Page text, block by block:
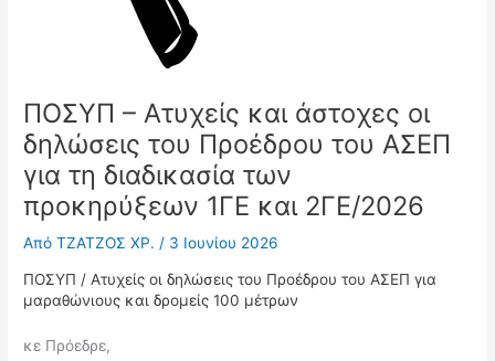
ΠΟΣΥΠ – Ατυχείς και άστοχες οι
δηλώσεις του Προέδρου του ΑΣΕΠ
για τη διαδικασία των
προκηρύξεων 1ΓΕ και 2ΓΕ/2026
ΑπόΤΖΑΤΖΟΣ ΧΡ. / 3 Ιουνίου 2026
ΠΟΣΥΠ / Ατυχείς οι δηλώσεις του Προέδρου του ΑΣΕΠ για
μαραθώνιους και δρομείς 100 μέτρων
κε Πρόεδρε,